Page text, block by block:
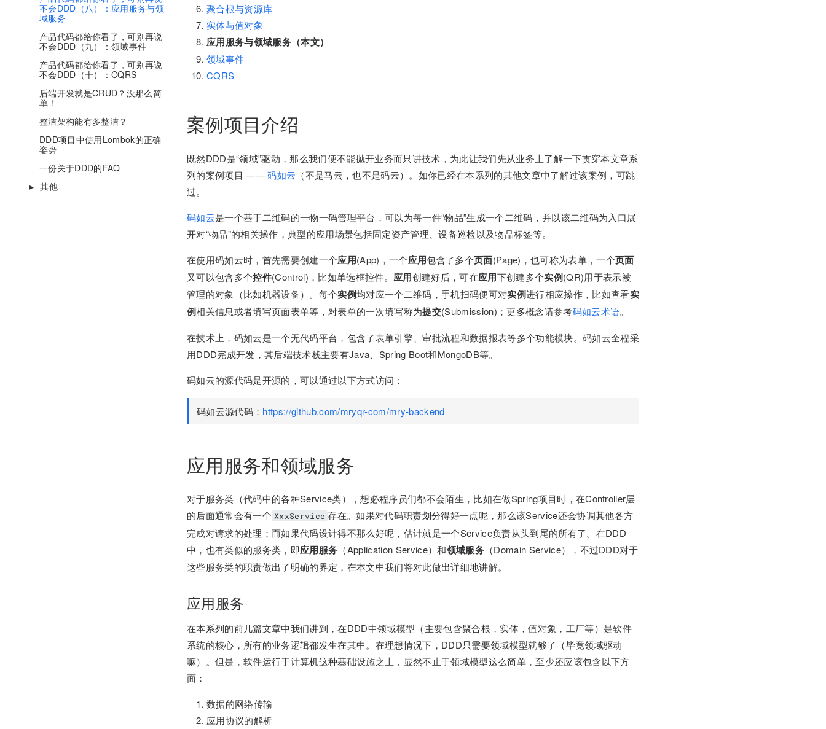
不会DDD（八）：应用服务与领
域服务
产品代码都给你看了，可别再说
不会DDD（九）：领域事件
产品代码都给你看了，可别再说
不会DDD（十）：CQRS
后端开发就是CRUD？没那么简
单！
整洁架构能有多整洁？
DDD项目中使用Lombok的正确
姿势
一份关于DDD的FAQ
其他
聚合根与资源库
实体与值对象
应用服务与领域服务（本文）
领域事件
CQRS
案例项目介绍
既然DDD是“领域”驱动，那么我们便不能抛开业务而只讲技术，为此让我们先从业务上了解一下贯穿本文章系
列的案例项目 ——码如云 （不是马云，也不是码云）。如你已经在本系列的其他文章中了解过该案例，可跳
过。
码如云是一个基于二维码的一物一码管理平台，可以为每一件“物品”生成一个二维码，并以该二维码为入口展
开对“物品”的相关操作，典型的应用场景包括固定资产管理、设备巡检以及物品标签等。
在使用码如云时，首先需要创建一个应用(App)，一个应用包含了多个页面(Page)，也可称为表单，一个页面
又可以包含多个控件(Control)，比如单选框控件。 应用创建好后，可在应用下创建多个实例(QR)用于表示被
管理的对象（比如机器设备）。每个实例均对应一个二维码，手机扫码便可对实例进行相应操作，比如查看实
例相关信息或者填写页面表单等，对表单的一次填写称为提交(Submission)；更多概念请参考码如云术语。
在技术上，码如云是一个无代码平台，包含了表单引擎、审批流程和数据报表等多个功能模块。码如云全程采
用DDD完成开发，其后端技术栈主要有Java、Spring Boot和MongoDB等。
码如云的源代码是开源的，可以通过以下方式访问：
码如云源代码： https://github.com/mryqr-com/mry-backend
应用服务和领域服务
对于服务类（代码中的各种Service类），想必程序员们都不会陌生，比如在做Spring项目时，在Controller层
的后面通常会有一个 XxxService 存在。如果对代码职责划分得好一点呢，那么该Service还会协调其他各方
完成对请求的处理；而如果代码设计得不那么好呢，估计就是一个Service负责从头到尾的所有了。在DDD
中，也有类似的服务类，即应用服务 （Application Service）和领域服务（Domain Service），不过DDD对于
这些服务类的职责做出了明确的界定，在本文中我们将对此做出详细地讲解。
应用服务
在本系列的前几篇文章中我们讲到，在DDD中领域模型（主要包含聚合根，实体，值对象，工厂等）是软件
系统的核心，所有的业务逻辑都发生在其中。在理想情况下，DDD只需要领域模型就够了（毕竟领域驱动
嘛）。但是，软件运行于计算机这种基础设施之上，显然不止于领域模型这么简单，至少还应该包含以下方
面：
数据的网络传输
应用协议的解析